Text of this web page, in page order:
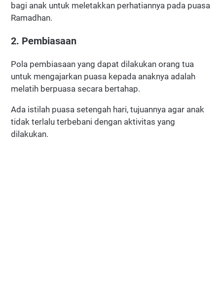
bagi anak untuk meletakkan perhatiannya pada puasa
Ramadhan.
2. Pembiasaan
Pola pembiasaan yang dapat dilakukan orang tua
untuk mengajarkan puasa kepada anaknya adalah
melatih berpuasa secara bertahap.
Ada istilah puasa setengah hari, tujuannya agar anak
tidak terlalu terbebani dengan aktivitas yang
dilakukan.